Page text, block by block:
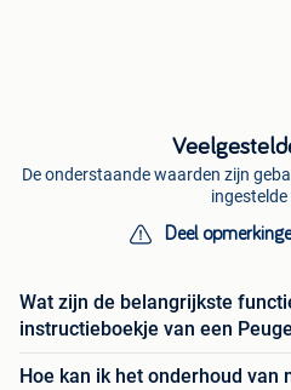
De onderstaande waarden zijn
Deel
Wat zijn de belangrijkste
instructieboekje van een
Hoe kan ik het onderhoud van